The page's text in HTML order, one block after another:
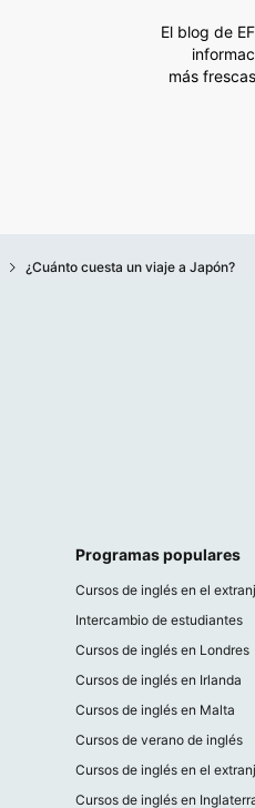
El blog de
más
¿Cuánto cuesta un viaje a Japón?
Programas populares
Cursos de inglés en el
Intercambio de estudiantes
Cursos de inglés en Londres
Cursos de inglés en Irlanda
Cursos de inglés en Malta
Cursos de verano de inglés
Cursos de inglés en el
Cursos de inglés en